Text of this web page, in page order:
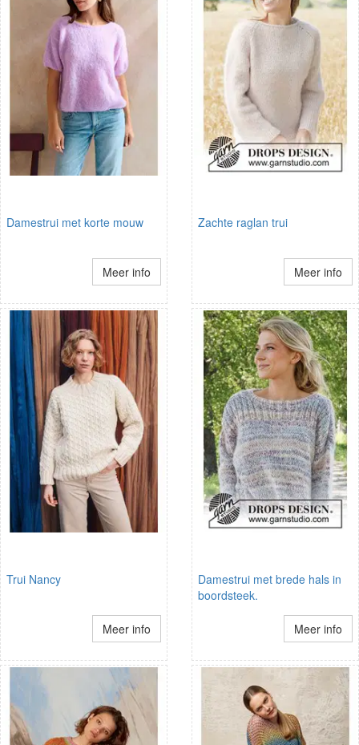
Damestrui met korte mouw
Meer info
Zachte raglan trui
Meer info
Trui Nancy
Meer info
Damestrui met brede hals in
boordsteek.
Meer info